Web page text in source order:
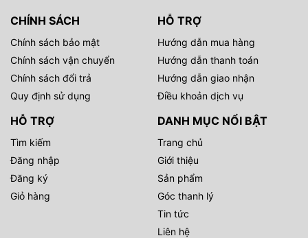
CHÍNH SÁCH
Chính sách bảo mật
Chính sách vận chuyển
Chính sách đổi trả
Quy định sử dụng
HỖ TRỢ
Hướng dẫn mua hàng
Hướng dẫn thanh toán
Hướng dẫn giao nhận
Điều khoản dịch vụ
HỖ TRỢ
Tìm kiếm
Đăng nhập
Đăng ký
Giỏ hàng
DANH MỤC NỔI BẬT
Trang chủ
Giới thiệu
Sản phẩm
Góc thanh lý
Tin tức
Liên hệ